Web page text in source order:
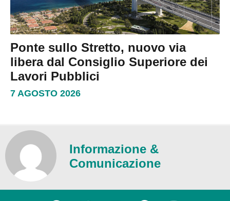
Ponte sullo Stretto, nuovo via
libera dal Consiglio Superiore dei
Lavori Pubblici
7 AGOSTO 2026
Informazione &
Comunicazione